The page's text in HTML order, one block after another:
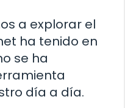
a explorar el
ha tenido en
se ha
día a día.